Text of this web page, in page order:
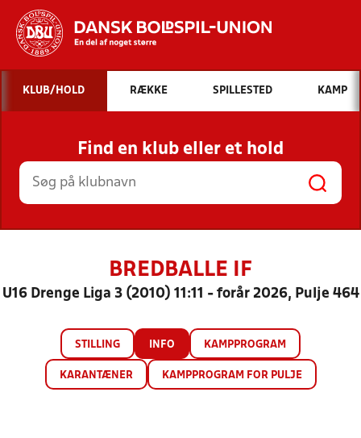
Hvad vil du søge efter?
INDHOLD OG NYHEDER
STILLINGER, RESULTATER, KLUBBER OG
HOLD
KLUB/HOLD RÆKKE SPILLESTED KAMP
Find en klub eller et hold
BREDBALLE IF
U16 Drenge Liga 3 (2010) 11:11 - forår 2026, Pulje 464
STILLING INFO KAMPPROGRAM
KARANTÆNER KAMPPROGRAM FOR PULJE